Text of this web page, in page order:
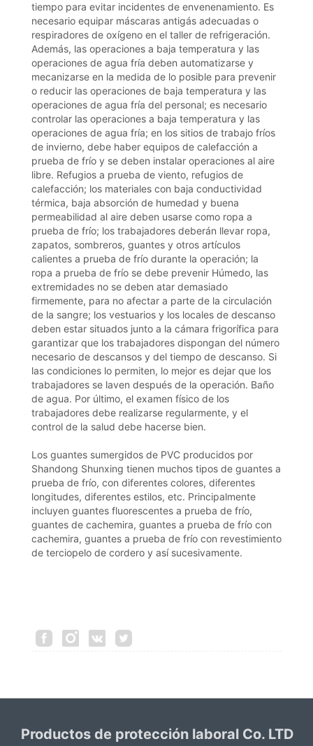
tiempo para evitar incidentes de envenenamiento. Es
necesario equipar máscaras antigás adecuadas o
respiradores de oxígeno en el taller de refrigeración.
Además, las operaciones a baja temperatura y las
operaciones de agua fría deben automatizarse y
mecanizarse en la medida de lo posible para prevenir
o reducir las operaciones de baja temperatura y las
operaciones de agua fría del personal; es necesario
controlar las operaciones a baja temperatura y las
operaciones de agua fría; en los sitios de trabajo fríos
de invierno, debe haber equipos de calefacción a
prueba de frío y se deben instalar operaciones al aire
libre. Refugios a prueba de viento, refugios de
calefacción; los materiales con baja conductividad
térmica, baja absorción de humedad y buena
permeabilidad al aire deben usarse como ropa a
prueba de frío; los trabajadores deberán llevar ropa,
zapatos, sombreros, guantes y otros artículos
calientes a prueba de frío durante la operación; la
ropa a prueba de frío se debe prevenir Húmedo, las
extremidades no se deben atar demasiado
firmemente, para no afectar a parte de la circulación
de la sangre; los vestuarios y los locales de descanso
deben estar situados junto a la cámara frigorífica para
garantizar que los trabajadores dispongan del número
necesario de descansos y del tiempo de descanso. Si
las condiciones lo permiten, lo mejor es dejar que los
trabajadores se laven después de la operación. Baño
de agua. Por último, el examen físico de los
trabajadores debe realizarse regularmente, y el
control de la salud debe hacerse bien.
Los guantes sumergidos de PVC producidos por
Shandong Shunxing tienen muchos tipos de guantes a
prueba de frío, con diferentes colores, diferentes
longitudes, diferentes estilos, etc. Principalmente
incluyen guantes fluorescentes a prueba de frío,
guantes de cachemira, guantes a prueba de frío con
cachemira, guantes a prueba de frío con revestimiento
de terciopelo de cordero y así sucesivamente.
Productos de protección laboral Co. LTD